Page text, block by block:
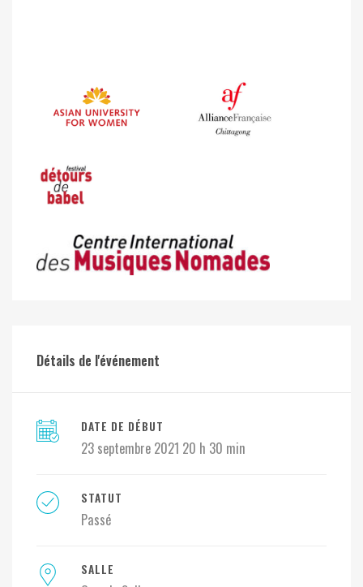
Détails de l'événement
DATE DE DÉBUT
23 septembre 2021 20 h 30 min
STATUT
Passé
SALLE